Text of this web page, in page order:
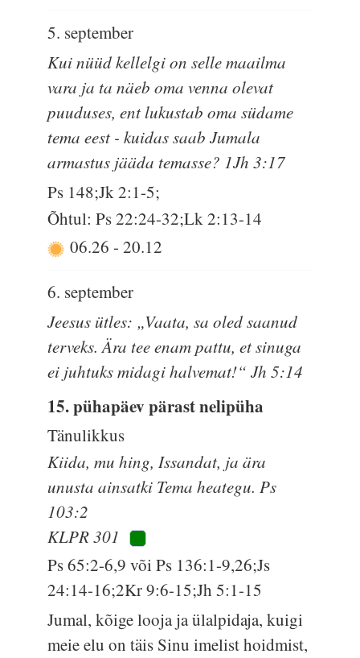
5. september
Kui nüüd kellelgi on selle maailma
vara ja ta näeb oma venna olevat
puuduses, ent lukustab oma südame
tema eest - kuidas saab Jumala
armastus jääda temasse? 1Jh 3:17
Ps 148;Jk 2:1-5;
Õhtul: Ps 22:24-32;Lk 2:13-14
06.26 - 20.12
6. september
Jeesus ütles: „Vaata, sa oled saanud
terveks. Ära tee enam pattu, et sinuga
ei juhtuks midagi halvemat!“ Jh 5:14
15. pühapäev pärast nelipüha
Tänulikkus
Kiida, mu hing, Issandat, ja ära
unusta ainsatki Tema heategu. Ps
103:2
KLPR 301
Ps 65:2-6,9 või Ps 136:1-9,26;Js
24:14-16;2Kr 9:6-15;Jh 5:1-15
Jumal, kõige looja ja ülalpidaja, kuigi
meie elu on täis Sinu imelist hoidmist,